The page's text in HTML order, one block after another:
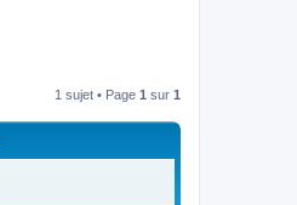
1 sujet • Page 1 sur 1